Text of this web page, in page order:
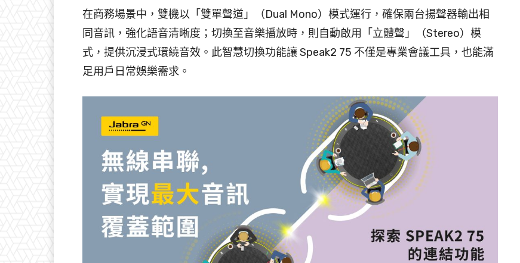
在商務場景中，雙機以「雙單聲道」（Dual Mono）模式運行，確保兩台揚聲器輸出相
同音訊，強化語音清晰度；切換至音樂播放時，則自動啟用「立體聲」（Stereo）模
式，提供沉浸式環繞音效。此智慧切換功能讓 Speak2 75 不僅是專業會議工具，也能滿
足用戶日常娛樂需求。